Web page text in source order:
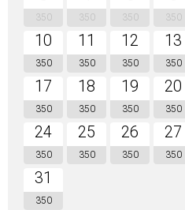
350 350 350 350
10
350
11
350
12
350
13
350
17
350
18
350
19
350
20
350
24
350
25
350
26
350
27
350
31
350